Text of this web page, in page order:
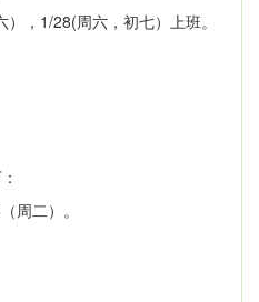
，1/28(周六，初七）上班。
周二）。